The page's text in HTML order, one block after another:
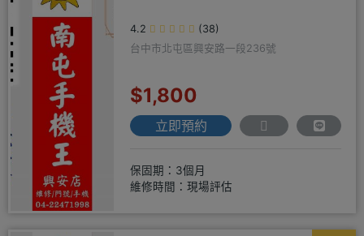
4.2
(38)
台中市北屯區興安路一段236號
$1,800
立即預約
保固期：3個月
維修時間：現場評估